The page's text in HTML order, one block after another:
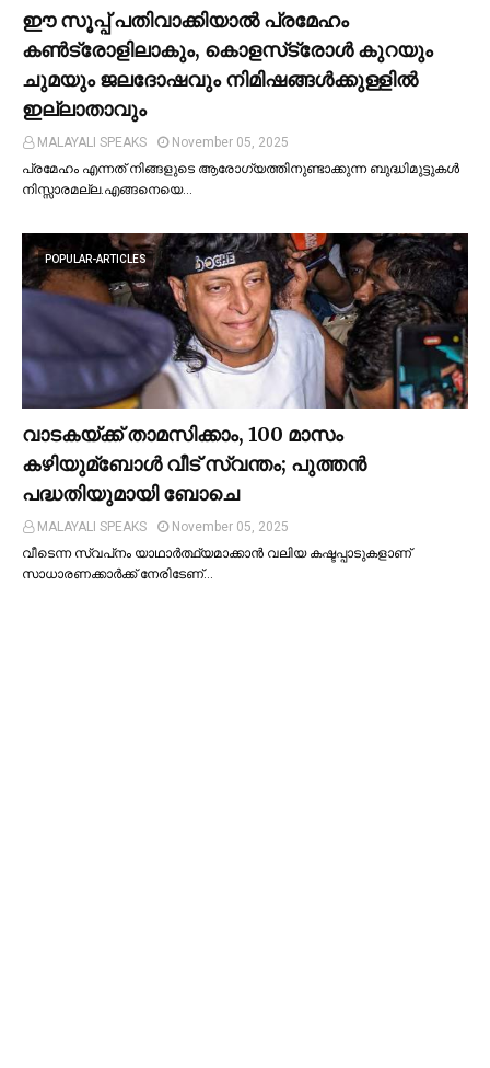
ഈ സൂപ്പ് പതിവാക്കിയാല്‍ പ്രമേഹം
കണ്‍ട്രോളിലാകും, കൊളസ്‌ട്രോള്‍ കുറയും
ചുമയും ജലദോഷവും നിമിഷങ്ങള്‍ക്കുള്ളില്‍
ഇല്ലാതാവും
MALAYALI SPEAKS
November 05, 2025
പ്രമേഹം എന്നത് നിങ്ങളുടെ ആരോഗ്യത്തിനുണ്ടാക്കുന്ന ബുദ്ധിമുട്ടുകള്‍
നിസ്സാരമല്ല.എങ്ങനെയെ…
POPULAR-ARTICLES
വാടകയ്ക്ക് താമസിക്കാം, 100 മാസം
കഴിയുമ്ബോള്‍ വീട് സ്വന്തം; പുത്തന്‍
പദ്ധതിയുമായി ബോചെ
MALAYALI SPEAKS
November 05, 2025
വീടെന്ന സ്വപ്‌നം യാഥാര്‍ത്ഥ്യമാക്കാന്‍ വലിയ കഷ്ടപ്പാടുകളാണ്
സാധാരണക്കാര്‍ക്ക് നേരിടേണ്…